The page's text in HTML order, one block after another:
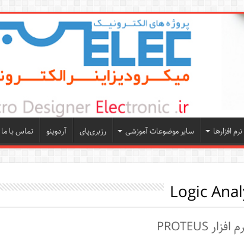
نرم افزارها سایر موضوعات آموزشی رزبری‌پای آردوینو تماس با ما
Logic